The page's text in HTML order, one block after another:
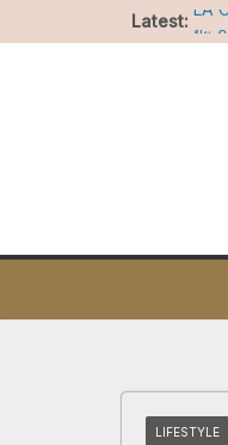
to
Latest: LA
ยะ
“อัพ
LIFESTYLE